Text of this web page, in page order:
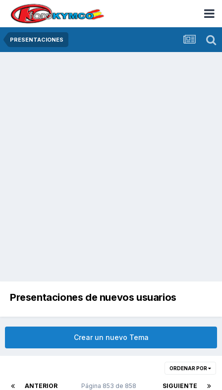
PRESENTACIONES
Presentaciones de nuevos usuarios
Crear un nuevo Tema
ORDENAR POR
ANTERIOR SIGUIENTE
Página 853 de 858